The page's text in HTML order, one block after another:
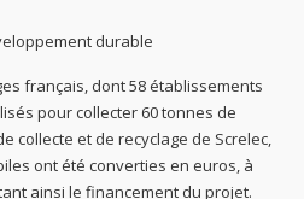
durable
français, dont 58 établissements
pour collecter 60 tonnes de
collecte et de recyclage de Screlec,
ont été converties en euros, à
ainsi le financement du projet.